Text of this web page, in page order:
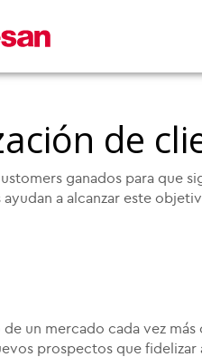
de
ganados para que
a alcanzar este
un mercado cada vez
prospectos que fidelizar